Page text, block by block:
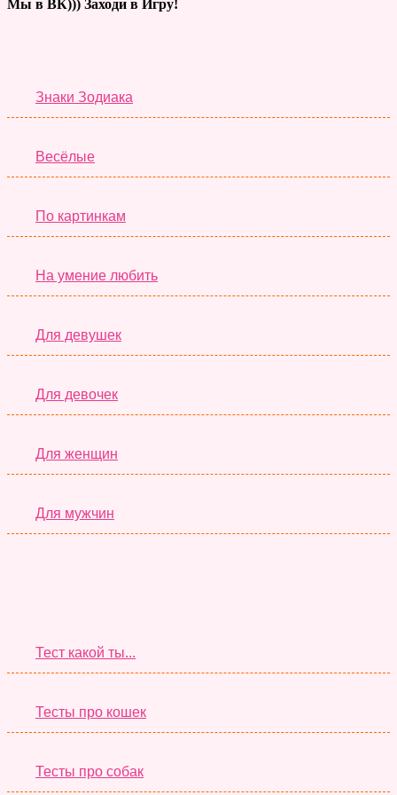
Мы в ВК))) Заходи в Игру!
Знаки Зодиака
Весёлые
По картинкам
На умение любить
Для девушек
Для девочек
Для женщин
Для мужчин
Тест какой ты...
Тесты про кошек
Тесты про собак